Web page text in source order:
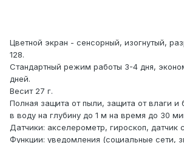
Цветной экран - сенсорный, изогнутый,
128.
Стандартный режим работы 3-4 дня,
дней.
Весит 27 г.
Полная защита от пыли, защита от влаги и
в воду на глубину до 1 м на время до 30
Датчики: акселерометр, гироскоп, датчик
Функции: уведомления (социальные сети,